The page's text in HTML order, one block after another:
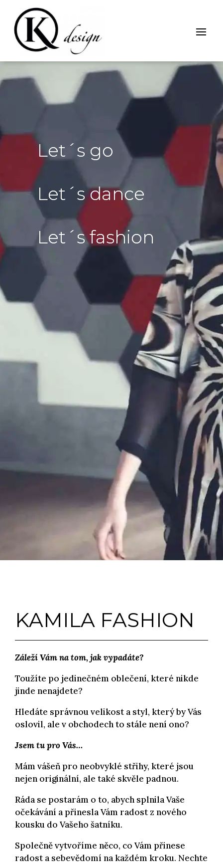
Let´s go
Let´s dance
Let´s fashion
KAMILA FASHION
Záleží Vám na tom, jak vypadáte?
Toužíte po jedinečném oblečení, které nikde
jinde nenajdete?
Hledáte správnou velikost a styl, který by Vás
oslovil, ale v obchodech to stále není ono?
Jsem tu pro Vás…
Mám vášeň pro neobvyklé střihy, které jsou
nejen originální, ale také skvěle padnou.
Ráda se postarám o to, abych splnila Vaše
očekávání a přinesla Vám radost z nového
kousku do Vašeho šatníku.
Společně vytvoříme něco, co Vám přinese
radost a sebevědomí na každém kroku. Nechte